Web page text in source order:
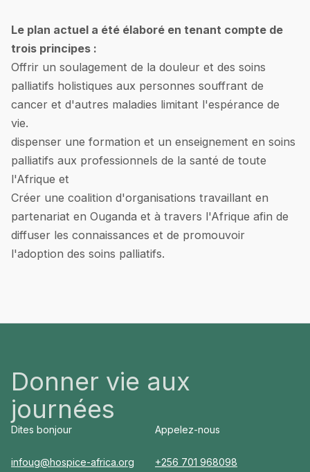
Le plan actuel a été élaboré en tenant compte de
trois principes :
Offrir un soulagement de la douleur et des soins
palliatifs holistiques aux personnes souffrant de
cancer et d'autres maladies limitant l'espérance de
vie.
dispenser une formation et un enseignement en soins
palliatifs aux professionnels de la santé de toute
l'Afrique et
Créer une coalition d'organisations travaillant en
partenariat en Ouganda et à travers l'Afrique afin de
diffuser les connaissances et de promouvoir
l'adoption des soins palliatifs.
Donner vie aux
journées
Dites bonjour
infoug@hospice-africa.org
Appelez-nous
+256 701 968098